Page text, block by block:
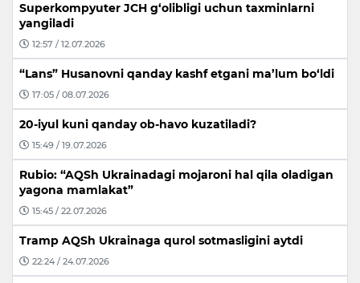
Superkompyuter JCH g‘olibligi uchun taxminlarni
yangiladi
12:57 / 12.07.2026
“Lans” Husanovni qanday kashf etgani ma’lum bo‘ldi
17:05 / 08.07.2026
20-iyul kuni qanday ob-havo kuzatiladi?
15:49 / 19.07.2026
Rubio: “AQSh Ukrainadagi mojaroni hal qila oladigan
yagona mamlakat”
15:45 / 22.07.2026
Tramp AQSh Ukrainaga qurol sotmasligini aytdi
22:24 / 24.07.2026